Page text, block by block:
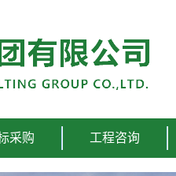
采购 工程咨询